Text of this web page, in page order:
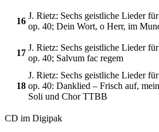
16
J. Rietz: Sechs geistliche Lieder
op. 40; Dein Wort, o Herr, im
17
J. Rietz: Sechs geistliche Lieder
op. 40; Salvum fac regem
18
J. Rietz: Sechs geistliche Lieder
op. 40: Danklied – Frisch auf,
Soli und Chor TTBB
CD im Digipak